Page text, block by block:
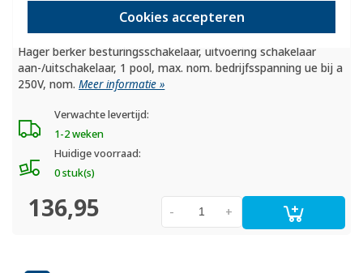
Cookies accepteren
Hager berker besturingsschakelaar, uitvoering schakelaar
aan-/uitschakelaar, 1 pool, max. nom. bedrijfsspanning ue bij a
250V, nom.Meer informatie »
Verwachte levertijd:
1-2 weken
Huidige voorraad:
0 stuk(s)
136,95 +
-